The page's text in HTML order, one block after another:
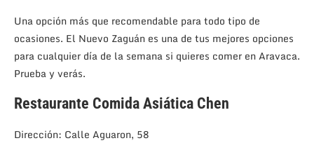
Una opción más que recomendable para todo tipo de
ocasiones. El Nuevo Zaguán es una de tus mejores opciones
para cualquier día de la semana si quieres comer en Aravaca.
Prueba y verás.
Restaurante Comida Asiática Chen
Dirección: Calle Aguaron, 58